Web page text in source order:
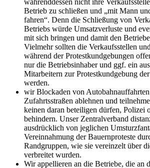
Betrieb zu schließen und „mit Mann
fahren“. Denn die Schließung von
Betriebs würde Umsatzverluste und
mit sich bringen und damit den
Vielmehr sollten die Verkaufsstellen
während der Protestkundgebungen
nur die Betriebsinhaber und ggf. ein
Mitarbeitern zur Protestkundgebung
werden.
wir Blockaden von Autobahnauffahrten
Zufahrtsstraßen ablehnen und
keinen daran beteiligen dürfen, Polizei
behindern. Unser Zentralverband
ausdrücklich von jeglichen
Vereinnahmung der Bauernproteste
Randgruppen, wie sie vereinzelt über
verbreitet wurden.
Wir appellieren an die Betriebe, die an